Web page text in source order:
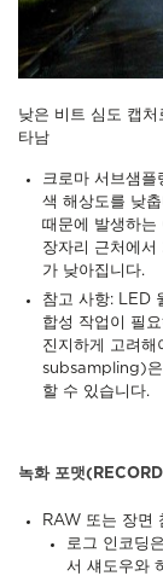
낮은 비트 심도 캡
타남
크로마 서브샘
색 해상도를 낮
때문에 발생하는
장자리 근처에서
가 낮아집니다.
참고 사항: LED
합성 작업이 필
진지하게 고려
subsampling)은
할 수 있습니다.
녹화 포맷
RAW 또는 장면
로그 인코딩
서 섀도우와